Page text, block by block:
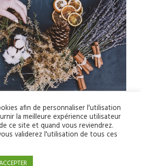
afin de personnaliser l'utilisation
la meilleure expérience utilisateur
ce site et quand vous reviendrez.
validerez l'utilisation de tous ces